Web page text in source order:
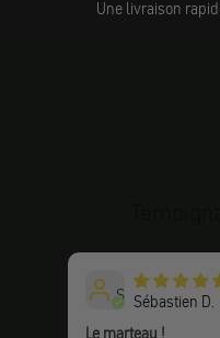
Une livraison
S Sébastien D.